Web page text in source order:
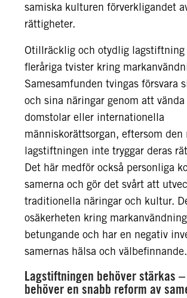
samiska kulturen förverkligandet
rättigheter.
Otillräcklig och otydlig
fleråriga tvister kring
Samesamfunden tvingas försvara
och sina näringar genom att
domstolar eller internationella
människorättsorgan, eftersom den
lagstiftningen inte tryggar deras
Det här medför också personliga
samerna och gör det svårt att
traditionella näringar och kultur.
osäkerheten kring
betungande och har en negativ
samernas hälsa och välbefinnande.
Lagstiftningen behöver stärkas
behöver en snabb reform av